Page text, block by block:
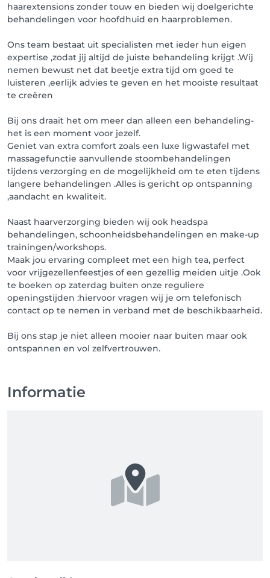
haarextensions zonder touw en bieden wij doelgerichte
behandelingen voor hoofdhuid en haarproblemen.
Ons team bestaat uit specialisten met ieder hun eigen
expertise ,zodat jij altijd de juiste behandeling krijgt .Wij
nemen bewust net dat beetje extra tijd om goed te
luisteren ,eerlijk advies te geven en het mooiste resultaat
te creëren
Bij ons draait het om meer dan alleen een behandeling-
het is een moment voor jezelf.
Geniet van extra comfort zoals een luxe ligwastafel met
massagefunctie aanvullende stoombehandelingen
tijdens verzorging en de mogelijkheid om te eten tijdens
langere behandelingen .Alles is gericht op ontspanning
,aandacht en kwaliteit.
Naast haarverzorging bieden wij ook headspa
behandelingen, schoonheidsbehandelingen en make-up
trainingen/workshops.
Maak jou ervaring compleet met een high tea, perfect
voor vrijgezellenfeestjes of een gezellig meiden uitje .Ook
te boeken op zaterdag buiten onze reguliere
openingstijden :hiervoor vragen wij je om telefonisch
contact op te nemen in verband met de beschikbaarheid.
Bij ons stap je niet alleen mooier naar buiten maar ook
ontspannen en vol zelfvertrouwen.
Informatie